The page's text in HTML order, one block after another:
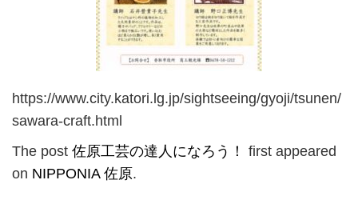
https://www.city.katori.lg.jp/sightseeing/gyoji/tsunen/
sawara-craft.html
The post 佐原工芸の達人になろう！
first appeared
on NIPPONIA 佐原.